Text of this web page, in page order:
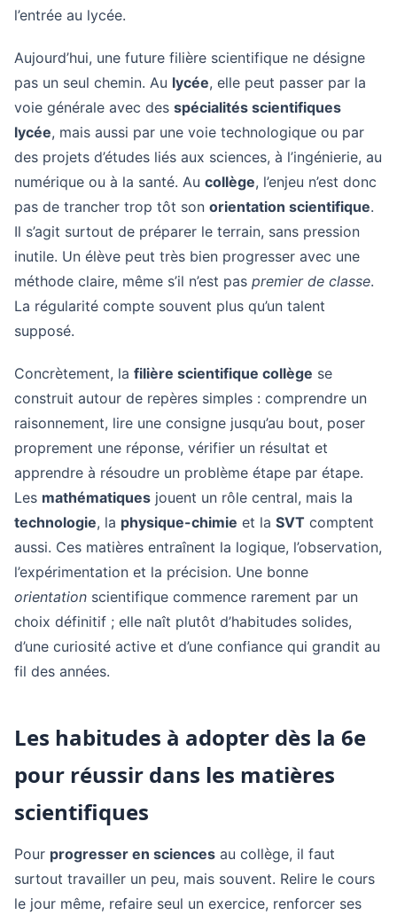
l’entrée au lycée.
Aujourd’hui, une future filière scientifique ne désigne
pas un seul chemin. Au lycée, elle peut passer par la
voie générale avec des spécialités scientifiques
lycée, mais aussi par une voie technologique ou par
des projets d’études liés aux sciences, à l’ingénierie, au
numérique ou à la santé. Au collège, l’enjeu n’est donc
pas de trancher trop tôt son orientation scientifique.
Il s’agit surtout de préparer le terrain, sans pression
inutile. Un élève peut très bien progresser avec une
méthode claire, même s’il n’est pas premier de classe.
La régularité compte souvent plus qu’un talent
supposé.
Concrètement, la filière scientifique collège se
construit autour de repères simples : comprendre un
raisonnement, lire une consigne jusqu’au bout, poser
proprement une réponse, vérifier un résultat et
apprendre à résoudre un problème étape par étape.
Les mathématiques jouent un rôle central, mais la
technologie, la physique-chimie et la SVT comptent
aussi. Ces matières entraînent la logique, l’observation,
l’expérimentation et la précision. Une bonne
orientation scientifique commence rarement par un
choix définitif ; elle naît plutôt d’habitudes solides,
d’une curiosité active et d’une confiance qui grandit au
fil des années.
Les habitudes à adopter dès la 6e
pour réussir dans les matières
scientifiques
Pour progresser en sciences au collège, il faut
surtout travailler un peu, mais souvent. Relire le cours
le jour même, refaire seul un exercice, renforcer ses